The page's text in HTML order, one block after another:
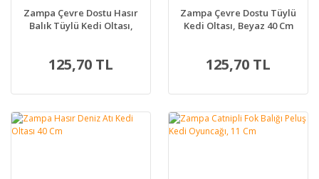
Zampa Çevre Dostu Hasır
Balık Tüylü Kedi Oltası,
125,70 TL
Zampa Çevre Dostu Tüylü
Kedi Oltası, Beyaz 40 Cm
125,70 TL